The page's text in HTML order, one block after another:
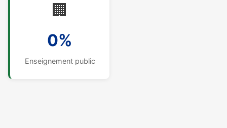
🏢
0%
Enseignement public